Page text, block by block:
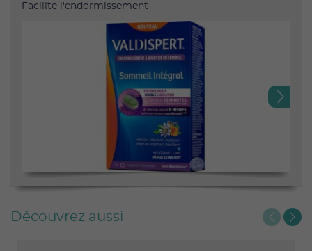
Facilite l'endormissement
Découvrez aussi